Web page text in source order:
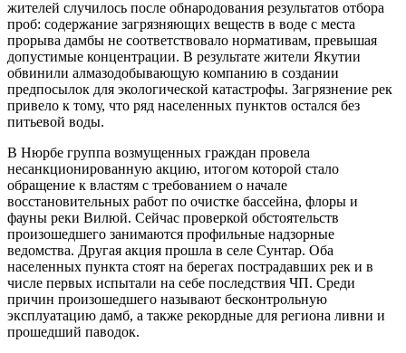
жителей случилось после обнародования результатов отбора
проб: содержание загрязняющих веществ в воде с места
прорыва дамбы не соответствовало нормативам, превышая
допустимые концентрации. В результате жители Якутии
обвинили алмазодобывающую компанию в создании
предпосылок для экологической катастрофы. Загрязнение рек
привело к тому, что ряд населенных пунктов остался без
питьевой воды.
В Нюрбе группа возмущенных граждан провела
несанкционированную акцию, итогом которой стало
обращение к властям с требованием о начале
восстановительных работ по очистке бассейна, флоры и
фауны реки Вилюй. Сейчас проверкой обстоятельств
произошедшего занимаются профильные надзорные
ведомства. Другая акция прошла в селе Сунтар. Оба
населенных пункта стоят на берегах пострадавших рек и в
числе первых испытали на себе последствия ЧП. Среди
причин произошедшего называют бесконтрольную
эксплуатацию дамб, а также рекордные для региона ливни и
прошедший паводок.